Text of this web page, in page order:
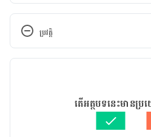
Rigid cystoscopy (female)
https://
albrochures/rigid-
July 5, 2016.
https://
albrochures/rigid-
ប្រវត្តិ
កំណែ​ប្រែបច្ចុប្បន្ន
អត្ថបទ​ដោយ Chamnan Amrith
វេជ្ជ. ចាន់ ស៊ីណេត
ទូច សុខា
តើអត្ថបទនេះមានប្